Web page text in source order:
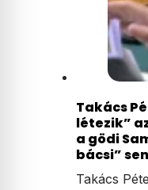
Takács
létezik”
a gödi
bácsi”
Takács